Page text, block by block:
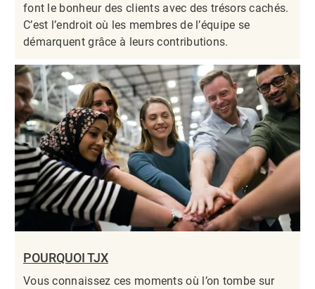
font le bonheur des clients avec des trésors cachés.
C’est l’endroit où les membres de l’équipe se
démarquent grâce à leurs contributions.​​​​​​​
POURQUOI TJX
Vous connaissez ces moments où l’on tombe sur